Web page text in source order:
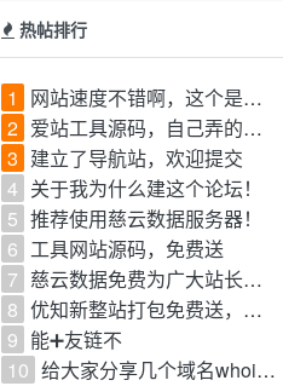
热帖排行
1
网站速度不错啊，这个是修罗的什么模板啊，我也想 弄一个
2 爱站工具源码，自己弄的！免费分享
3 建立了导航站，欢迎提交
4 关于我为什么建这个论坛！
5 推荐使用慈云数据服务器！
6 工具网站源码，免费送
7 慈云数据免费为广大站长提供服务器 & CDN服务
8 优知新整站打包免费送，含全部文章数据+自带插件
9 能➕友链不
10 给大家分享几个域名whois查询的网站！